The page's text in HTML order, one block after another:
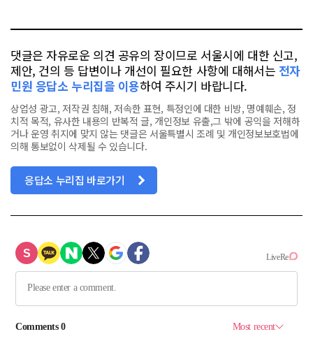
댓글은 자유로운 의견 공유의 장이므로 서울시에 대한 신고,
제안, 건의 등 답변이나 개선이 필요한 사항에 대해서는 전자
민원 응답소 누리집을 이용하여 주시기 바랍니다.
상업성 광고, 저작권 침해, 저속한 표현, 특정인에 대한 비방, 명예훼손, 정
치적 목적, 유사한 내용의 반복적 글, 개인정보 유출,그 밖에 공익을 저해하
거나 운영 취지에 맞지 않는 댓글은 서울특별시 조례 및 개인정보보호법에
의해 통보없이 삭제될 수 있습니다.
응답소 누리집 바로가기